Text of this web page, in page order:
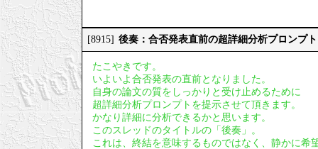
[8915] 後奏：合否発表直前の超詳細分析プロンプ
たこやきです。
いよいよ合否発表の直前となりました。
自身の論文の質をしっかりと受け止めるために
超詳細分析プロンプトを提示させて頂きます。
かなり詳細に分析できるかと思います。
このスレッドのタイトルの「後奏」。
これは、終結を意味するものではなく、静かに